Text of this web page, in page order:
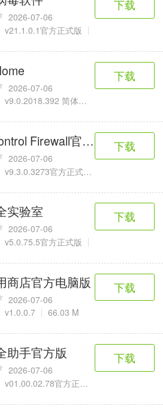
2026-07-06
v21.1.0.1官方正式版
下载
2026-07-06
v9.0.2018.392 简体中文版
下载
Firewall官方版
2026-07-06
v9.3.0.3273官方正式版
下载
实验室
2026-07-06
v5.0.75.5官方正式版
下载
商店官方电脑版
2026-07-06
v1.0.0.7 66.03 M
下载
助手官方版
2026-07-06
v01.00.02.78官方正式版
下载